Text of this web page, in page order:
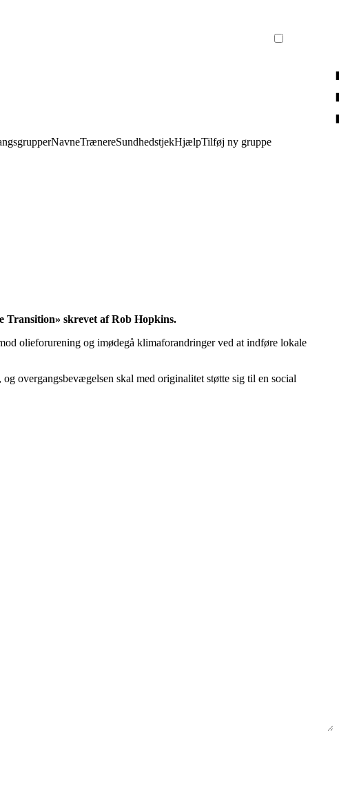
NavneTrænereSundhedstjekHjælpTilføj ny gruppe
Transition» skrevet af Rob Hopkins.
olieforurening og imødegå klimaforandringer ved at indføre lokale
overgangsbevægelsen skal med originalitet støtte sig til en social